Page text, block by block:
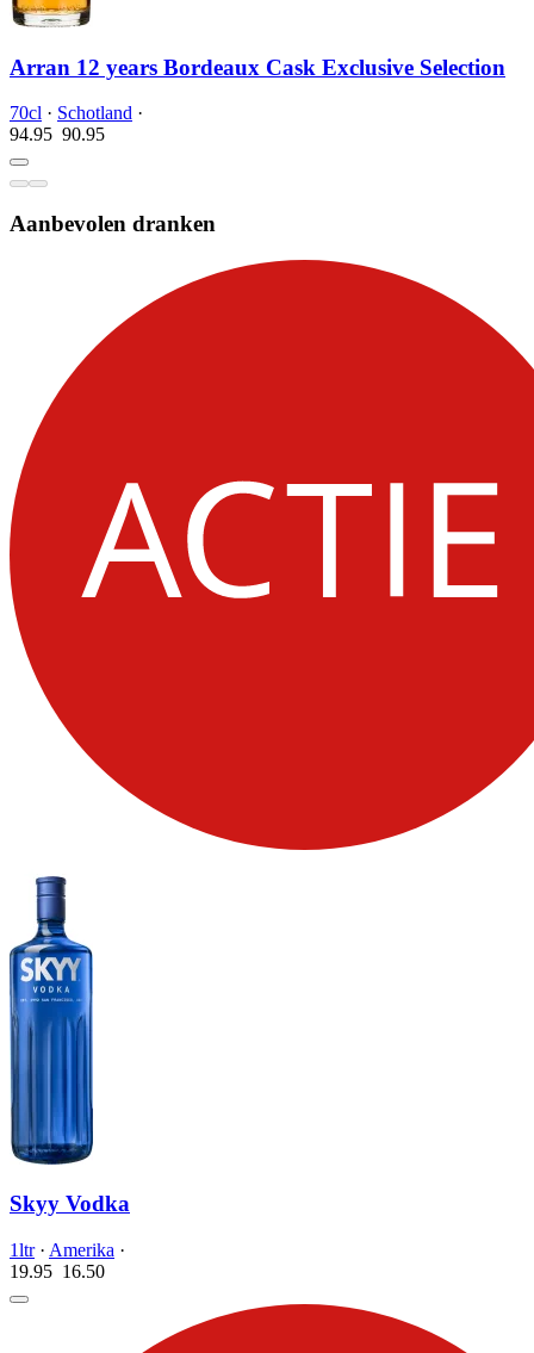
Arran 12 years Bordeaux Cask Exclusive Selection
70cl · Schotland ·
94.95 90.95
Aanbevolen dranken
Skyy Vodka
1ltr· Amerika ·
19.95 16.50